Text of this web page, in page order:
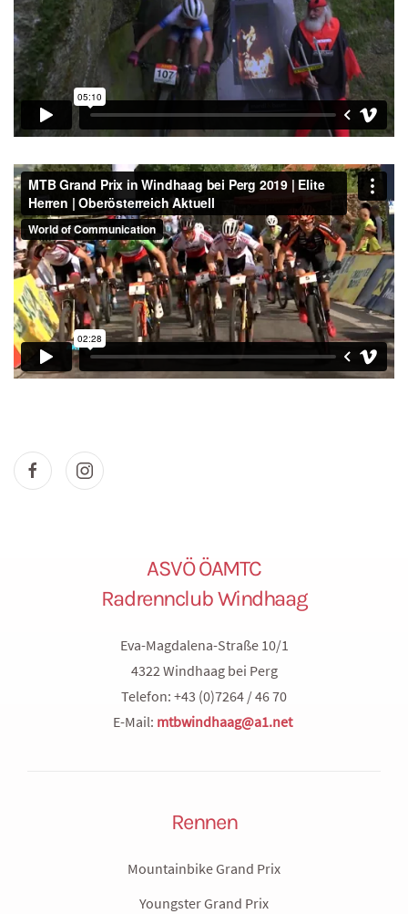
ASVÖ ÖAMTC
Radrennclub Windhaag
Eva-Magdalena-Straße 10/1
4322 Windhaag bei Perg
Telefon: +43 (0)7264 / 46 70
E-Mail: mtbwindhaag@a1.net
Rennen
Mountainbike Grand Prix
Youngster Grand Prix